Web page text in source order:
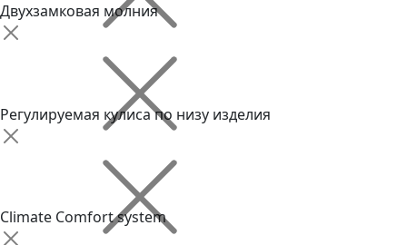
Двухзамковая молния
Регулируемая кулиса по низу изделия
Climate Comfort system